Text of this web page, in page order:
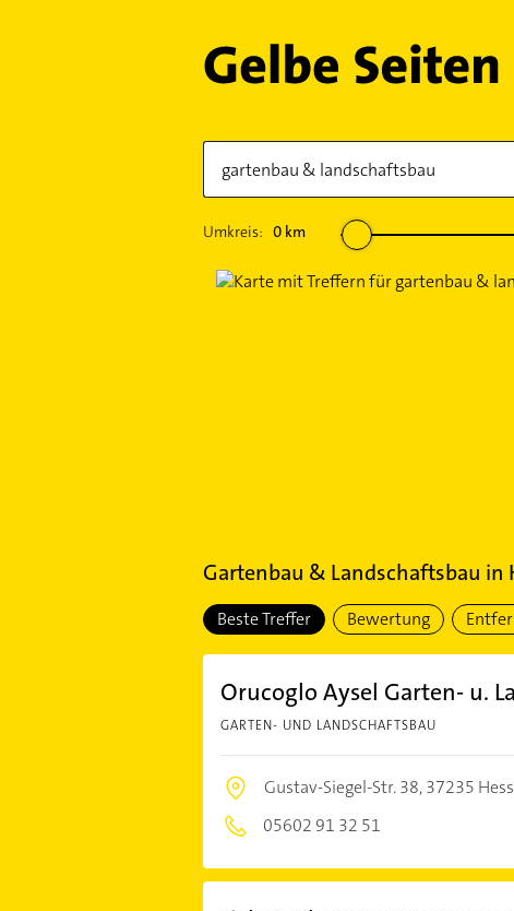
Umkreis: 0km
Gartenbau & Landschaftsbau in
Beste Treffer Bewertung
Orucoglo Aysel Garten- u.
GARTEN- UND LANDSCHAFTSBAU
Gustav-Siegel-Str. 38,37235
05602 91 32 51